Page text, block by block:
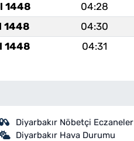
1448 04:28
1448 04:30
1448 04:31
Diyarbakır Nöbetçi Eczaneler
Diyarbakır Hava Durumu